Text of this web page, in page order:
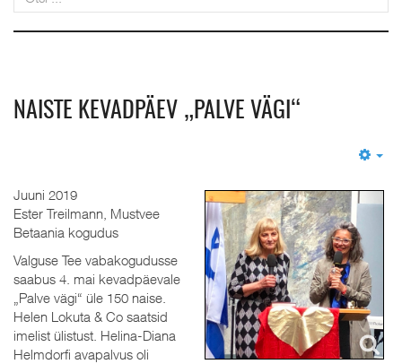
NAISTE KEVADPÄEV „PALVE VÄGI“
Juuni 2019
Ester Treilmann, Mustvee
Betaania kogudus
Valguse Tee vabakogudusse
saabus 4. mai kevadpäevale
„Palve vägi“ üle 150 naise.
Helen Lokuta & Co saatsid
imelist ülistust. Helina-Diana
Helmdorfi avapalvus oli